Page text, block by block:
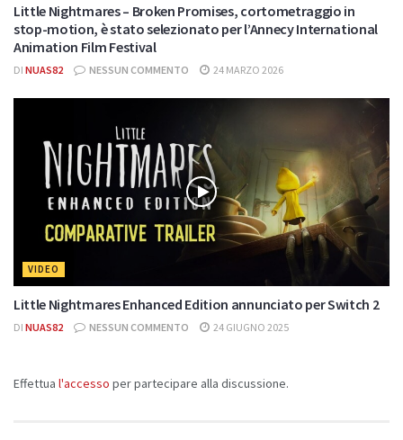
Little Nightmares – Broken Promises, cortometraggio in
stop-motion, è stato selezionato per l’Annecy International
Animation Film Festival
DI NUAS82 NESSUN COMMENTO 24 MARZO 2026
VIDEO
Little Nightmares Enhanced Edition annunciato per Switch 2
DI NUAS82 NESSUN COMMENTO 24 GIUGNO 2025
Effettua l'accesso per partecipare alla discussione.